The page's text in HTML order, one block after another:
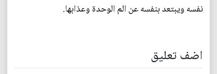
نفسه ويبتعد بنفسه عن الم الوحدة وعذابها.
اضف تعليق